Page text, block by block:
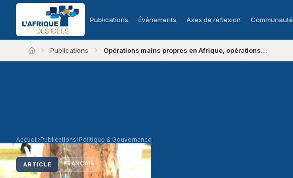
Publications Événements Axes de réflexion Communauté
Accueil
Publications Opérations mains propres en Afrique, opérations…
Accueil›Publications›Politique & Gouvernance
ARTICLE FRANÇAIS